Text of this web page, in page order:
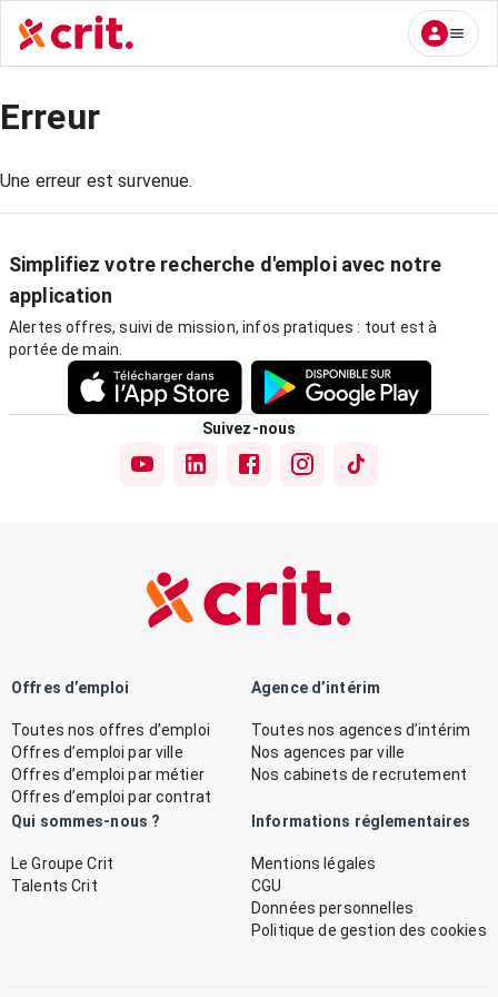
Erreur
Une erreur est survenue.
Simplifiez votre recherche d'emploi avec notre
application
Alertes offres, suivi de mission, infos pratiques : tout est à
portée de main.
Suivez-nous
Offres d’emploi
Toutes nos offres d’emploi
Offres d’emploi par ville
Offres d’emploi par métier
Offres d’emploi par contrat
Agence d’intérim
Toutes nos agences d’intérim
Nos agences par ville
Nos cabinets de recrutement
Qui sommes-nous ?
Le Groupe Crit
Talents Crit
Informations réglementaires
Mentions légales
CGU
Données personnelles
Politique de gestion des cookies